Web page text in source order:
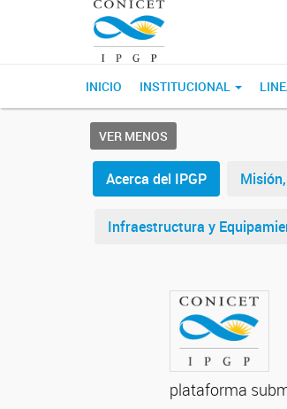
INICIO INSTITUCIONAL
VER MENOS
Acerca del IPGP
Infraestructura y
plataforma